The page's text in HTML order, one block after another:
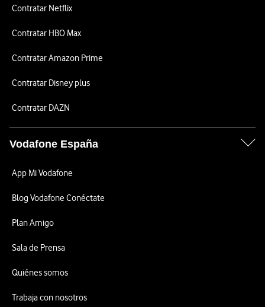
Contratar Netflix
Contratar HBO Max
Contratar Amazon Prime
Contratar Disney plus
Contratar DAZN
Vodafone España
App Mi Vodafone
Blog Vodafone Conéctate
Plan Amigo
Sala de Prensa
Quiénes somos
Trabaja con nosotros